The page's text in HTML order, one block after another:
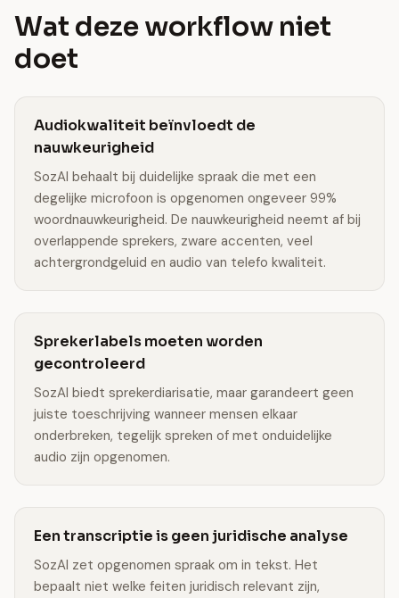
Wat deze workflow niet
doet
Audiokwaliteit beïnvloedt de
nauwkeurigheid
SozAI behaalt bij duidelijke spraak die met een
degelijke microfoon is opgenomen ongeveer 99%
woordnauwkeurigheid. De nauwkeurigheid neemt af bij
overlappende sprekers, zware accenten, veel
achtergrondgeluid en audio van telefo kwaliteit.
Sprekerlabels moeten worden
gecontroleerd
SozAI biedt sprekerdiarisatie, maar garandeert geen
juiste toeschrijving wanneer mensen elkaar
onderbreken, tegelijk spreken of met onduidelijke
audio zijn opgenomen.
Een transcriptie is geen juridische analyse
SozAI zet opgenomen spraak om in tekst. Het
bepaalt niet welke feiten juridisch relevant zijn,